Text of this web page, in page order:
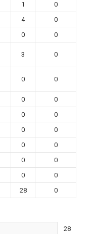
1
0
4
0
0 0
3 0
0 0
0
0
0
0
0
0
0
0
0
0
0
0
28 0
28